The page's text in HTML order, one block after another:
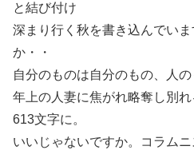
と結び付け
深まり行く秋を書き込んでい
か・・
自分のものは自分のもの、人
年上の人妻に焦がれ略奪し別
613文字に。
いいじゃないですか。コラム